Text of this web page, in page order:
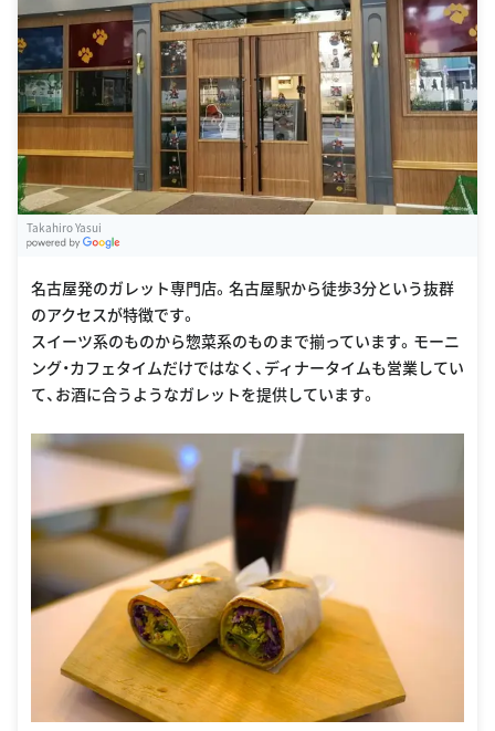
Takahiro Yasui
名古屋発のガレット専門店。名古屋駅から徒歩3分という抜群
のアクセスが特徴です。
スイーツ系のものから惣菜系のものまで揃っています。モーニ
ング・カフェタイムだけではなく、ディナータイムも営業してい
て、お酒に合うようなガレットを提供しています。